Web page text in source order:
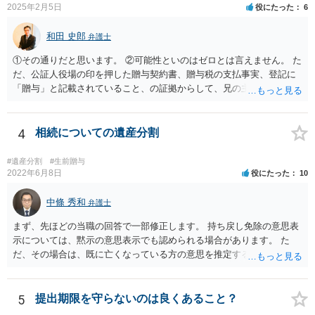
2025年2月5日 役にたった 6
和田 史郎 弁護士
①その通りだと思います。 ②可能性といのはゼロとは言えません。 た
だ、公証人役場の印を押した贈与契約書、贈与税の支払事実、登記に
「贈与」と記載されていること、の証拠からして、兄の主張は通らな
わなければ、遺産分割調停を申し立てて進めるのがベターのような気
がしますね。
4 相続についての遺産分割
#遺産分割 #生前贈与
2022年6月8日 役にたった 10
中條 秀和 弁護士
まず、先ほどの当職の回答で一部修正します。 持ち戻し免除の意思表
示については、黙示の意思表示でも認められる場合があります。 た
だ、その場合は、既に亡くなっている方の意思を推定することになり
持ち戻し免除の意思表示は書面で明確にしておいていただくべきとい
う結論は変わりません。 誤解を与えるような回答でした。失礼しまし
5 提出期限を守らないのは良くあること？